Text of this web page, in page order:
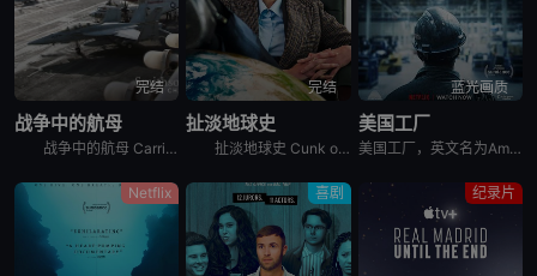
完结
战争中的航母
战争中的航母 Carriers at War分集剧情：第1集，以实时跟拍的方式，展示了超级航母布什号在阿拉伯海湾战争中的优异表现，以及强大战力背后辛苦和严禁的准备工作。机组人员严苛的修检F/A -
完结
扯淡地球史
扯淡地球史 Cunk on Earth是2022年英国喜剧纪录片。Follows Philomena Cunk as she comically tells the story of our gr
蓝光画质
美国工厂
美国工厂，英文名为American Factory，是2019年上映的美国纪录片电影。
Netflix 喜剧 纪录片